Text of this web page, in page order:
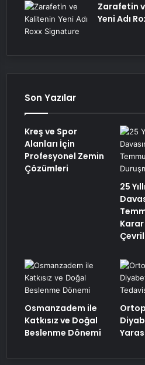
Zarafetin
Yeni Adı
Son Yazılar
Kreş ve Spor
Alanları İçin
Profesyonel Zemin
Çözümleri
25
Osmanzadem ile
Katkısız ve Doğal
Beslenme Dönemi